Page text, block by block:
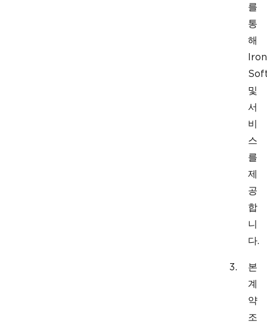
를
통
해
Iron
및
서
비
스
를
제
공
합
니
다.
본
계
약
조